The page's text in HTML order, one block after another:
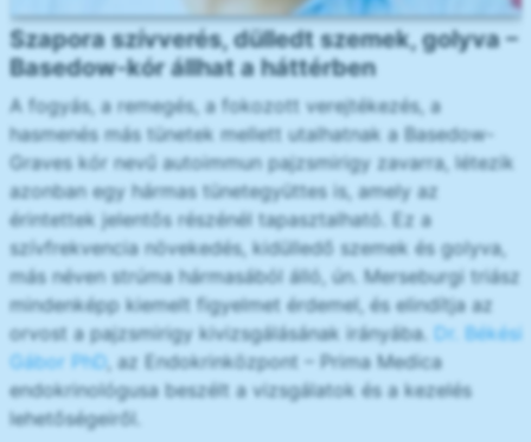
Szapora szívverés, dülledt szemek, golyva –
Basedow-kór állhat a háttérben
A fogyás, a remegés, a fokozott verejtékezés, a
hasmenés más tünetek mellett utalhatnak a Basedow-
Graves kór nevű autoimmun pajzsmirigy zavarra, létezik
azonban egy hármas tünetegyüttes is, amely az
érintettek jelentős részénél tapasztalható. Ez a
szívfrekvencia növekedés, kidülledő szemek és golyva,
más néven strúma hármasából álló, ún. Merseburgi triász
mindenképp kiemelt figyelmet érdemel, és elindítja az
orvost a pajzsmirigy kivizsgálásának irányába. Dr. Békési
Gábor PhD, az Endokrinközpont – Prima Medica
endokrinológusa beszélt a vizsgálatok és a kezelés
lehetőségeiről.